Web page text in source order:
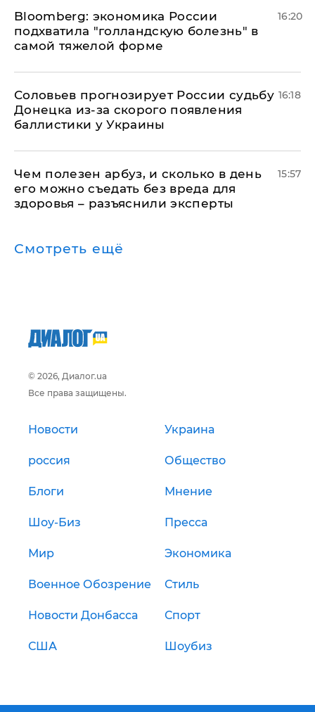
Bloomberg: экономика России
подхватила "голландскую болезнь" в
самой тяжелой форме
16:20
Соловьев прогнозирует России судьбу
Донецка из-за скорого появления
баллистики у Украины
16:18
Чем полезен арбуз, и сколько в день
его можно съедать без вреда для
здоровья – разъяснили эксперты
15:57
Смотреть ещё
© 2026, Диалог.ua
Все права защищены.
Новости Украина
россия Общество
Блоги Мнение
Шоу-Биз Пресса
Мир Экономика
Военное Обозрение Стиль
Новости Донбасса Спорт
США Шоубиз